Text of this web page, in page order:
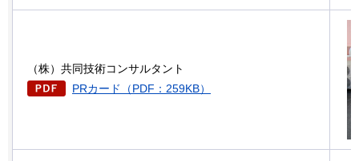
（株）共同技術コンサルタント
PRカード（PDF：259KB）